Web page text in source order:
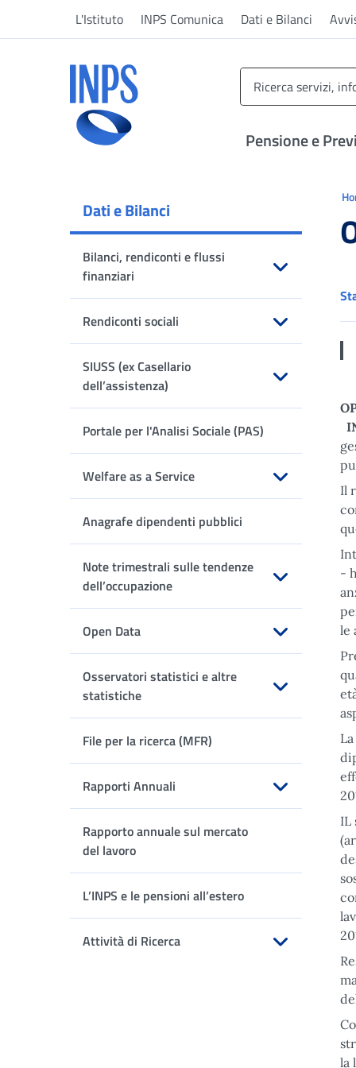
L'Istituto INPS Comunica Dati e Bilanci
Pensione e
Dati e Bilanci
Bilanci, rendiconti e flussi
finanziari
Apri sottomenu
Rendiconti sociali
Apri sottomenu
SIUSS (ex Casellario
dell’assistenza)
Apri sottomenu
Portale per l'Analisi Sociale (PAS)
Welfare as a Service
Apri sottomenu
Anagrafe dipendenti pubblici
Note trimestrali sulle tendenze
dell’occupazione
Apri sottomenu
Open Data
Apri sottomenu
Osservatori statistici e altre
statistiche
Apri sottomenu
File per la ricerca (MFR)
Rapporti Annuali
Apri sottomenu
Rapporto annuale sul mercato
del lavoro
L’INPS e le pensioni all’estero
Attività di Ricerca
Il
-
le
IL
la